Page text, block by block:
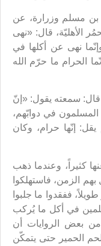
بن مسلم وزرارة، عن
الأهليّة، قال: «نهى
نهى عن أكلها في
الحرام ما حرّم الله
سمعته يقول:‏ «إنّ
المسلمون في دوابّهم،
إنّها حرام، وكان
كثيراً، وعندما ذهب
الزمن، فاستهلكوا
ففقدوا ما جلبوا
في أكل ما يُركب
بعض الروايات أن
الحمير حتى يتمكّن